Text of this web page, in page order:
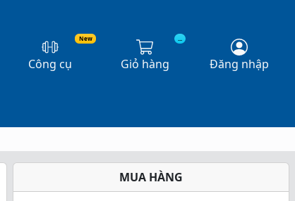
New
Công cụ
...
Giỏ hàng Đăng nhập
MUA HÀNG